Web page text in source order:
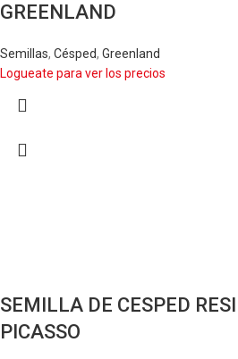
GREENLAND
Semillas, Césped, Greenland
Logueate para ver los precios
SEMILLA DE CESPED
PICASSO